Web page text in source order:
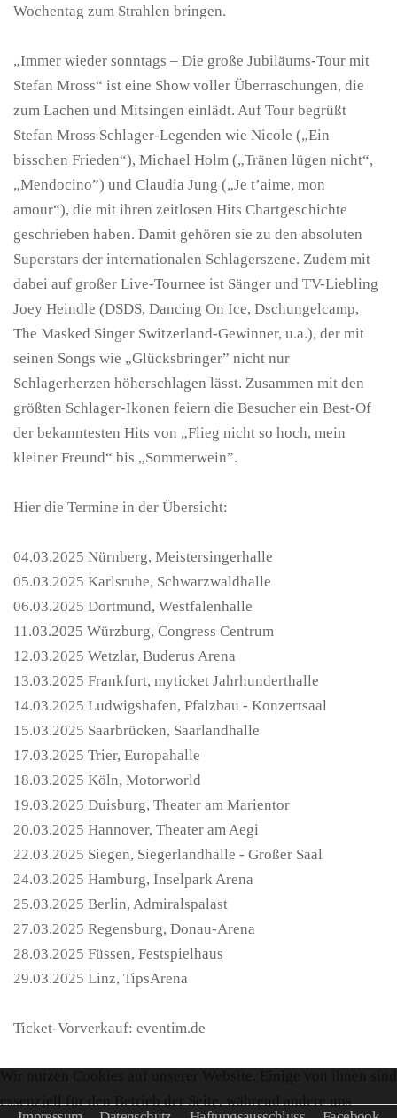
Wochentag zum Strahlen bringen.
„Immer wieder sonntags – Die große Jubiläums-Tour mit
Stefan Mross“ ist eine Show voller Überraschungen, die
zum Lachen und Mitsingen einlädt. Auf Tour begrüßt
Stefan Mross Schlager-Legenden wie Nicole („Ein
bisschen Frieden“), Michael Holm („Tränen lügen nicht“,
„Mendocino”) und Claudia Jung („Je t’aime, mon
amour“), die mit ihren zeitlosen Hits Chartgeschichte
geschrieben haben. Damit gehören sie zu den absoluten
Superstars der internationalen Schlagerszene. Zudem mit
dabei auf großer Live-Tournee ist Sänger und TV-Liebling
Joey Heindle (DSDS, Dancing On Ice, Dschungelcamp,
The Masked Singer Switzerland-Gewinner, u.a.), der mit
seinen Songs wie „Glücksbringer” nicht nur
Schlagerherzen höherschlagen lässt. Zusammen mit den
größten Schlager-Ikonen feiern die Besucher ein Best-Of
der bekanntesten Hits von „Flieg nicht so hoch, mein
kleiner Freund“ bis „Sommerwein”.
Hier die Termine in der Übersicht:
04.03.2025 Nürnberg, Meistersingerhalle
05.03.2025 Karlsruhe, Schwarzwaldhalle
06.03.2025 Dortmund, Westfalenhalle
11.03.2025 Würzburg, Congress Centrum
12.03.2025 Wetzlar, Buderus Arena
13.03.2025 Frankfurt, myticket Jahrhunderthalle
14.03.2025 Ludwigshafen, Pfalzbau - Konzertsaal
15.03.2025 Saarbrücken, Saarlandhalle
17.03.2025 Trier, Europahalle
18.03.2025 Köln, Motorworld
19.03.2025 Duisburg, Theater am Marientor
20.03.2025 Hannover, Theater am Aegi
22.03.2025 Siegen, Siegerlandhalle - Großer Saal
24.03.2025 Hamburg, Inselpark Arena
25.03.2025 Berlin, Admiralspalast
27.03.2025 Regensburg, Donau-Arena
28.03.2025 Füssen, Festspielhaus
29.03.2025 Linz, TipsArena
Ticket-Vorverkauf: eventim.de
essenziell für den Betrieb der Seite, während andere uns